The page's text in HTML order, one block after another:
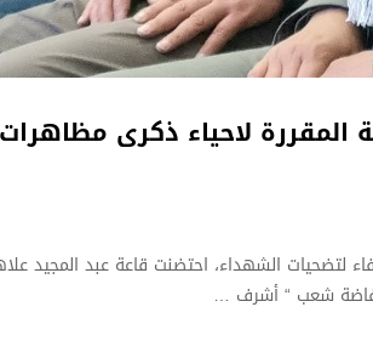
لاحياء ذكرى مظاهرات 11 ديسمبر 1960